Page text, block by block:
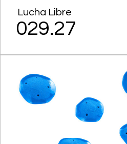
Lucha Libre
029.27